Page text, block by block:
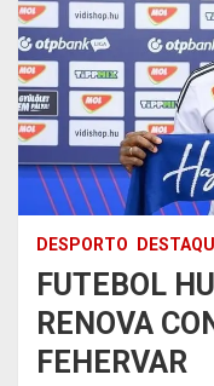
DESPORTO
FUTEBOL
RENOVA
FEHERVAR